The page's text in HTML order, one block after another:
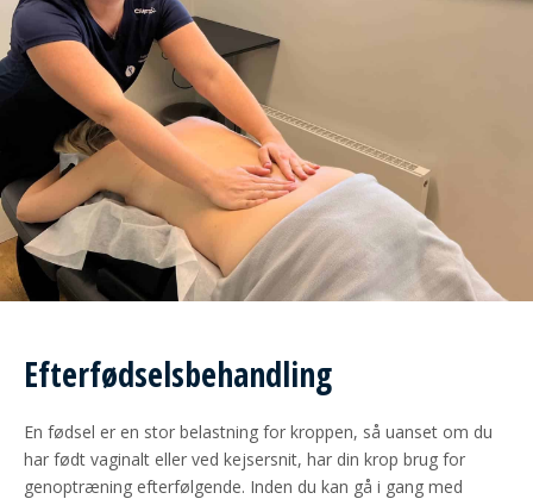
Efterfødselsbehandling
En fødsel er en stor belastning for kroppen, så uanset om du
har født vaginalt eller ved kejsersnit, har din krop brug for
genoptræning efterfølgende. Inden du kan gå i gang med